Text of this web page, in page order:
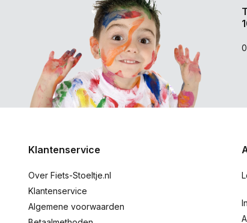
Klantenservice
Over Fiets-Stoeltje.nl
Klantenservice
Algemene voorwaarden